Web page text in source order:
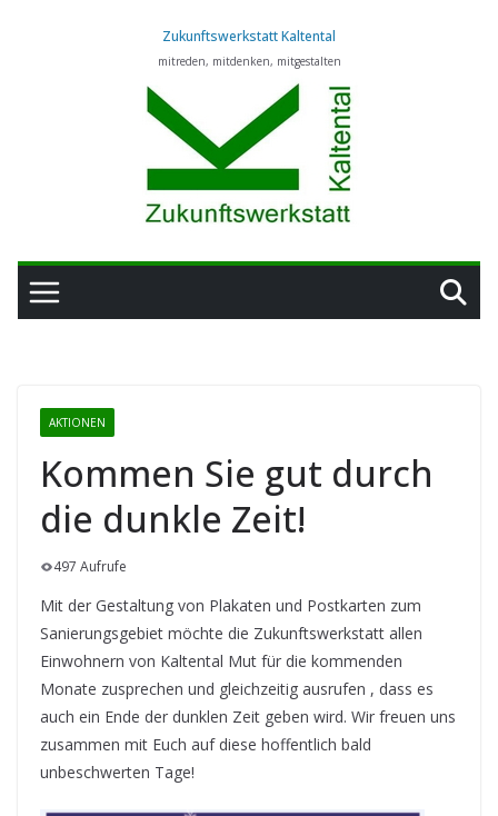
Zukunftswerkstatt Kaltental
mitreden, mitdenken, mitgestalten
AKTIONEN
Kommen Sie gut durch
die dunkle Zeit!
497 Aufrufe
Mit der Gestaltung von Plakaten und Postkarten zum
Sanierungsgebiet möchte die Zukunftswerkstatt allen
Einwohnern von Kaltental Mut für die kommenden
Monate zusprechen und gleichzeitig ausrufen , dass es
auch ein Ende der dunklen Zeit geben wird. Wir freuen uns
zusammen mit Euch auf diese hoffentlich bald
unbeschwerten Tage!